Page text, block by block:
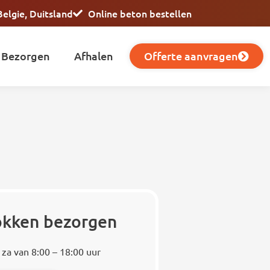
Duitsland Online beton bestellen
Bezorgen Afhalen Offerte aanvragen
bezorgen
van 8:00 – 18:00 uur